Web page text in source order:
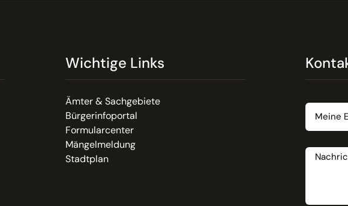
Wichtige Links
Ämter & Sachgebiete
Bürgerinfoportal
Formularcenter
Mängelmeldung
Stadtplan